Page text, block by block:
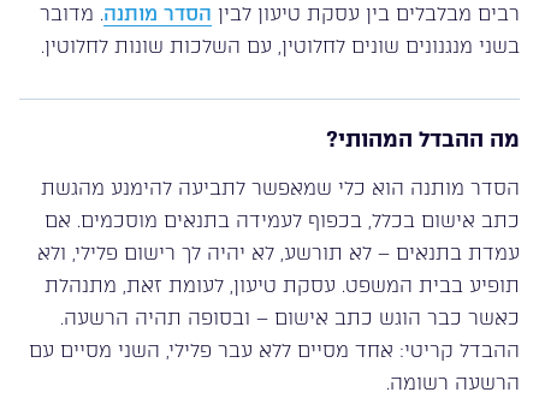
רבים מבלבלים בין עסקת טיעון לבין הסדר מותנה. מדובר
בשני מנגנונים שונים לחלוטין, עם השלכות שונות לחלוטין.
מה ההבדל המהותי?
הסדר מותנה הוא כלי שמאפשר לתביעה להימנע מהגשת
כתב אישום בכלל, בכפוף לעמידה בתנאים מוסכמים. אם
עמדת בתנאים – לא תורשע, לא יהיה לך רישום פלילי, ולא
תופיע בבית המשפט. עסקת טיעון, לעומת זאת, מתנהלת
כאשר כבר הוגש כתב אישום – ובסופה תהיה הרשעה.
ההבדל קריטי: אחד מסיים ללא עבר פלילי, השני מסיים עם
הרשעה רשומה.